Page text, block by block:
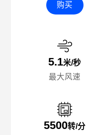
购买
5.1米/秒
最大风速
5500转/分